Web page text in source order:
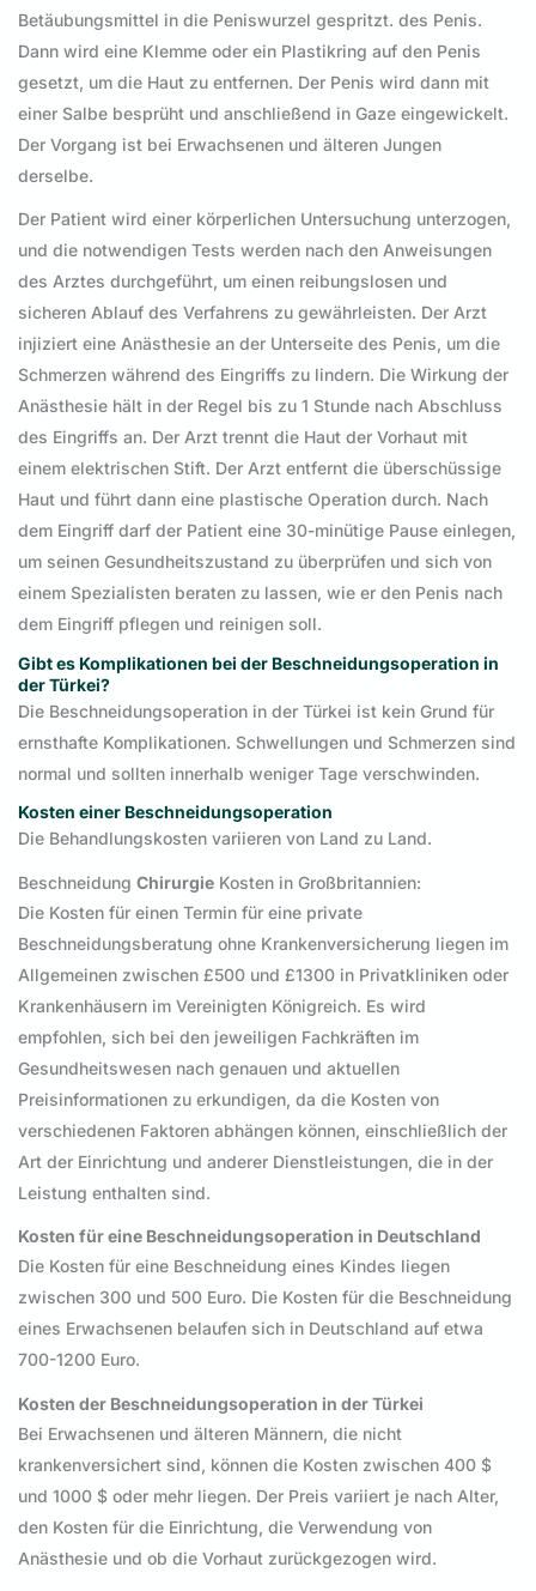
Betäubungsmittel in die Peniswurzel gespritzt. des Penis.
Dann wird eine Klemme oder ein Plastikring auf den Penis
gesetzt, um die Haut zu entfernen. Der Penis wird dann mit
einer Salbe besprüht und anschließend in Gaze eingewickelt.
Der Vorgang ist bei Erwachsenen und älteren Jungen
derselbe.
Der Patient wird einer körperlichen Untersuchung unterzogen,
und die notwendigen Tests werden nach den Anweisungen
des Arztes durchgeführt, um einen reibungslosen und
sicheren Ablauf des Verfahrens zu gewährleisten. Der Arzt
injiziert eine Anästhesie an der Unterseite des Penis, um die
Schmerzen während des Eingriffs zu lindern. Die Wirkung der
Anästhesie hält in der Regel bis zu 1 Stunde nach Abschluss
des Eingriffs an. Der Arzt trennt die Haut der Vorhaut mit
einem elektrischen Stift. Der Arzt entfernt die überschüssige
Haut und führt dann eine plastische Operation durch. Nach
dem Eingriff darf der Patient eine 30-minütige Pause einlegen,
um seinen Gesundheitszustand zu überprüfen und sich von
einem Spezialisten beraten zu lassen, wie er den Penis nach
dem Eingriff pflegen und reinigen soll.
Gibt es Komplikationen bei der Beschneidungsoperation in
der Türkei?
Die Beschneidungsoperation in der Türkei ist kein Grund für
ernsthafte Komplikationen. Schwellungen und Schmerzen sind
normal und sollten innerhalb weniger Tage verschwinden.
Kosten einer Beschneidungsoperation
Die Behandlungskosten variieren von Land zu Land.
Beschneidung Chirurgie Kosten in Großbritannien:
Die Kosten für einen Termin für eine private
Beschneidungsberatung ohne Krankenversicherung liegen im
Allgemeinen zwischen £500 und £1300 in Privatkliniken oder
Krankenhäusern im Vereinigten Königreich. Es wird
empfohlen, sich bei den jeweiligen Fachkräften im
Gesundheitswesen nach genauen und aktuellen
Preisinformationen zu erkundigen, da die Kosten von
verschiedenen Faktoren abhängen können, einschließlich der
Art der Einrichtung und anderer Dienstleistungen, die in der
Leistung enthalten sind.
Kosten für eine Beschneidungsoperation in Deutschland
Die Kosten für eine Beschneidung eines Kindes liegen
zwischen 300 und 500 Euro. Die Kosten für die Beschneidung
eines Erwachsenen belaufen sich in Deutschland auf etwa
700-1200 Euro.
Kosten der Beschneidungsoperation in der Türkei
Bei Erwachsenen und älteren Männern, die nicht
krankenversichert sind, können die Kosten zwischen 400 $
und 1000 $ oder mehr liegen. Der Preis variiert je nach Alter,
den Kosten für die Einrichtung, die Verwendung von
Anästhesie und ob die Vorhaut zurückgezogen wird.